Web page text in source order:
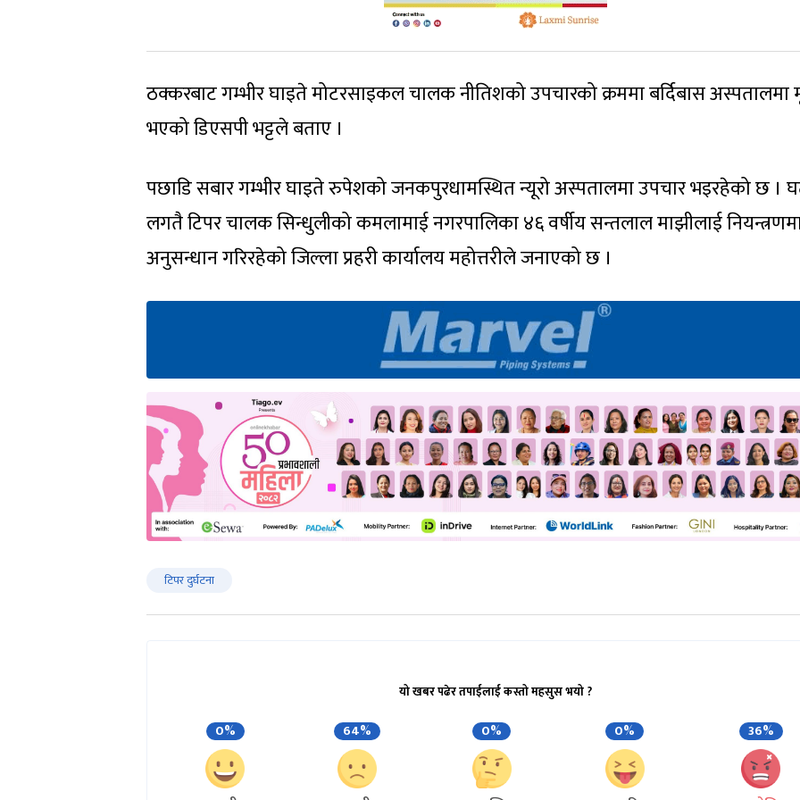
ठक्करबाट गम्भीर घाइते मोटरसाइकल चालक नीतिशको उपचारको क्रममा बर्दिबास अस्पतालमा
भएको डिएसपी भट्टले बताए ।
पछाडि सबार गम्भीर घाइते रुपेशको जनकपुरधामस्थित न्यूरो अस्पतालमा उपचार भइरहेको छ ।
लगतै टिपर चालक सिन्धुलीको कमलामाई नगरपालिका ४६ वर्षीय सन्तलाल माझीलाई
अनुसन्धान गरिरहेको जिल्ला प्रहरी कार्यालय महोत्तरीले जनाएको छ ।
टिपर दुर्घटना
यो खबर पढेर तपाईलाई कस्तो महसुस भयो ?
0% 64% 0% 0% 36%